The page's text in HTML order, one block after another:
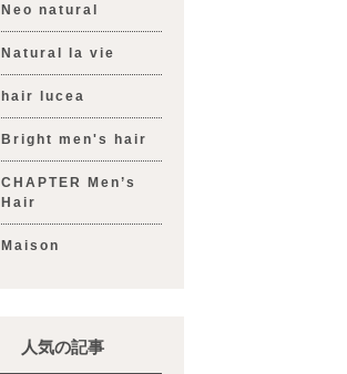
Neo natural
Natural la vie
hair lucea
Bright men's hair
CHAPTER Men’s
Hair
Maison
人気の記事